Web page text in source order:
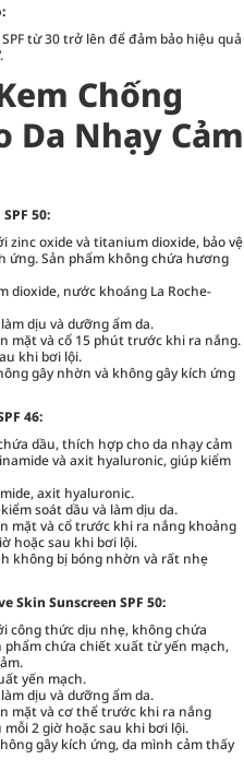
từ 30 trở lên để đảm bảo hiệu quả
Chống
Da Nhạy Cảm
50:
zinc oxide và titanium dioxide, bảo vệ
ứng. Sản phẩm không chứa hương
dioxide, nước khoáng La Roche-
dịu và dưỡng ẩm da.
mặt và cổ 15 phút trước khi ra nắng.
khi bơi lội.
gây nhờn và không gây kích ứng
46:
dầu, thích hợp cho da nhạy cảm
và axit hyaluronic, giúp kiểm
axit hyaluronic.
soát dầu và làm dịu da.
mặt và cổ trước khi ra nắng khoảng
hoặc sau khi bơi lội.
không bị bóng nhờn và rất nhẹ
Skin Sunscreen SPF 50:
công thức dịu nhẹ, không chứa
phẩm chứa chiết xuất từ yến mạch,
yến mạch.
dịu và dưỡng ẩm da.
mặt và cơ thể trước khi ra nắng
2 giờ hoặc sau khi bơi lội.
gây kích ứng, da mình cảm thấy